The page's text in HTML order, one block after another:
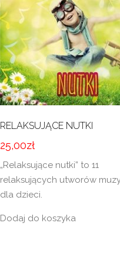
RELAKSUJĄCE NUTKI
25,00zł
„Relaksujące nutki” to 11
relaksujących utworów
dla dzieci.
Dodaj do koszyka